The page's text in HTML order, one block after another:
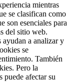
mientras
se clasifican como
son esenciales para
del sitio web.
ayudan a analizar y
se
También
Pero la
puede afectar su